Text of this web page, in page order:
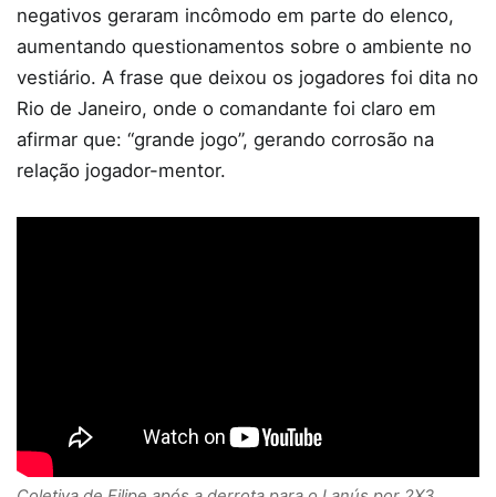
negativos geraram incômodo em parte do elenco,
aumentando questionamentos sobre o ambiente no
vestiário. A frase que deixou os jogadores foi dita no
Rio de Janeiro, onde o comandante foi claro em
afirmar que: “grande jogo”, gerando corrosão na
relação jogador-mentor.